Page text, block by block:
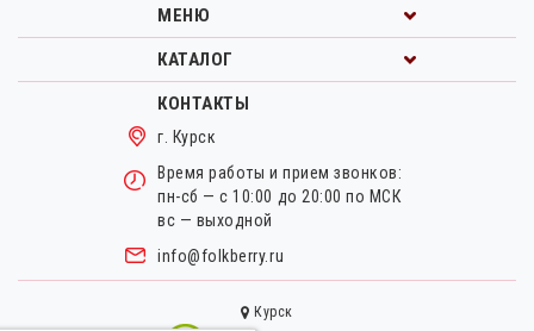
МЕНЮ
КАТАЛОГ
КОНТАКТЫ
г. Курск
Время работы и прием звонков:
пн-сб — с 10:00 до 20:00 по МСК
вс — выходной
info@folkberry.ru
Курск